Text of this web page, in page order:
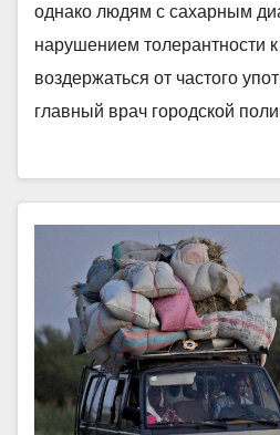
однако людям с сахарным
нарушением толерантности к
воздержаться от частого
главный врач городской